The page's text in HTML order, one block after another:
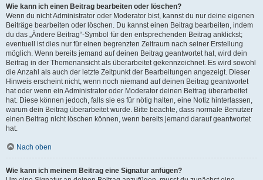
Wie kann ich einen Beitrag bearbeiten oder löschen?
Wenn du nicht Administrator oder Moderator bist, kannst du nur deine eigenen
Beiträge bearbeiten oder löschen. Du kannst einen Beitrag bearbeiten, indem
du das „Ändere Beitrag“-Symbol für den entsprechenden Beitrag anklickst;
eventuell ist dies nur für einen begrenzten Zeitraum nach seiner Erstellung
möglich. Wenn bereits jemand auf deinen Beitrag geantwortet hat, wird dein
Beitrag in der Themenansicht als überarbeitet gekennzeichnet. Es wird sowohl
die Anzahl als auch der letzte Zeitpunkt der Bearbeitungen angezeigt. Dieser
Hinweis erscheint nicht, wenn noch niemand auf deinen Beitrag geantwortet
hat oder wenn ein Administrator oder Moderator deinen Beitrag überarbeitet
hat. Diese können jedoch, falls sie es für nötig halten, eine Notiz hinterlassen,
warum dein Beitrag überarbeitet wurde. Bitte beachte, dass normale Benutzer
einen Beitrag nicht löschen können, wenn bereits jemand darauf geantwortet
hat.
Nach oben
Wie kann ich meinem Beitrag eine Signatur anfügen?